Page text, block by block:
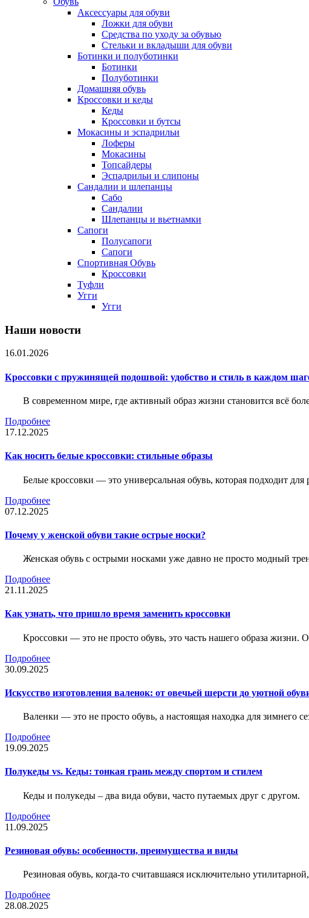
Аксессуары для обуви
Ложки для обуви
Средства по уходу за обувью
Стельки и вкладыши для обуви
Ботинки и полуботинки
Ботинки
Полуботинки
Домашняя обувь
Кроссовки и кеды
Кеды
Кроссовки и бутсы
Мокасины и эспадрильи
Лоферы
Мокасины
Топсайдеры
Эспадрильи и слипоны
Сандалии и шлепанцы
Сабо
Сандалии
Шлепанцы и вьетнамки
Сапоги
Полусапоги
Сапоги
Спортивная Обувь
Кроссовки
Туфли
Угги
Угги
Наши новости
16.01.2026
Кроссовки с пружинящей подошвой: удобство и стиль в каждом
В современном мире, где активный образ жизни становится всё
Подробнее
17.12.2025
Как носить белые кроссовки: стильные образы
Белые кроссовки — это универсальная обувь, которая подходит
Подробнее
07.12.2025
Почему у женской обуви такие острые носки?
Женская обувь с острыми носками уже давно не просто модный
Подробнее
21.11.2025
Как узнать, что пришло время заменить кроссовки
Кроссовки — это не просто обувь, это часть нашего образа
Подробнее
30.09.2025
Искусство изготовления валенок: от овечьей шерсти до уютной
Валенки — это не просто обувь, а настоящая находка для зимнего
Подробнее
19.09.2025
Полукеды vs. Кеды: тонкая грань между спортом и стилем
Кеды и полукеды – два вида обуви, часто путаемых друг с другом.
Подробнее
11.09.2025
Резиновая обувь: особенности, преимущества и виды
Резиновая обувь, когда-то считавшаяся исключительно
Подробнее
28.08.2025